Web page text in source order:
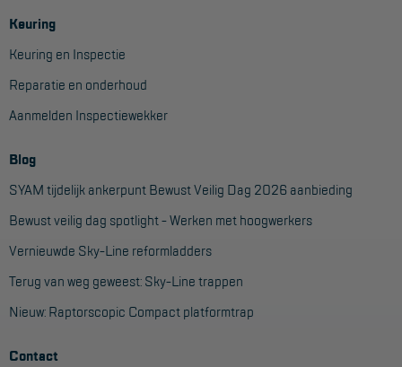
Keuring
Keuring en Inspectie
Reparatie en onderhoud
Aanmelden Inspectiewekker
Blog
SYAM tijdelijk ankerpunt Bewust Veilig Dag 2026 aanbieding
Bewust veilig dag spotlight - Werken met hoogwerkers
Vernieuwde Sky-Line reformladders
Terug van weg geweest: Sky-Line trappen
Nieuw: Raptorscopic Compact platformtrap
Contact